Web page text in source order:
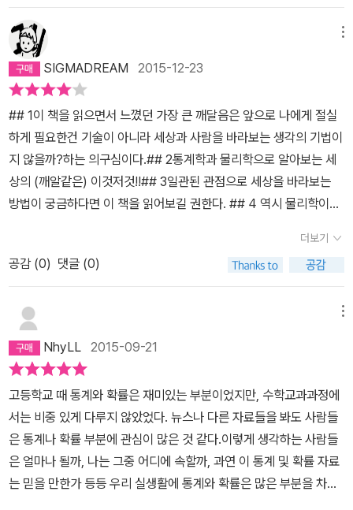
다. '확률'이란 전재조건이 필요 하면 여기에는 일정 비율로 꼭 이뤄져
야 된다는 조건이라던가, 시간적 조건이 있기 때문이다. 세상에서 일
어나는 일들 그 중에서 세상을 떠들석 하게 하는 큼직한 사건, 사고들
은 지금 이순간이 지나가면 확률로 아무리 계산 해봤자 소용이 없다.
앞으로 같은 일이 또 일어 날 수도, 그렇지 않을 수도 있는 것. 그것이
확률이다. 특히나 사람을 대상으로 하는 것은 더 말 할 것도 없다. 물
리학 세계에서는 사람보다 더 알 수 없는게 있다고 한다.원자? 쿼크?
라고 하는 건가? 정확히 무엇을 말하는 것인지는 모르지만 어쨌든 지
금까지 밝혀진 세상에서 가장 작은 단위의 어떤 물질의 운동법칙은
정말 예측 할 수 없다고 한다. 움직임이 규칙적인 것 같으면서도 불규
칙 적이라고 한다나? 여튼 어떻게 하면 조금이나마 규칙을 찾을 수
있을까? 생각하다 나온게 '규모' 또는 '무한대의 반복'이라고 한다. 복
성?을 전부 실행해보는 것이다. 무한대면 끝이 없지만 끝없이 반복하
다가 운동에너지 였나? 어떤 에너지를 0으로 떨어뜨리면 눈에 보이
는 규칙이 만들어 진다고 한다. (물리학의 '물'자도 모르기에... 더 이
상 설명할 수 없다.) 여튼 '통계물리학'은 복잡한 세상에서 규칙을 찾
아 논리적으로 설명할 수있는 물리학의 한 분야라고 한다.통계물리학
을 통해서 바라본 세상은 그럼 어떤 모습일까? '과학적', '논리적'이라
고 해야 할까? 그런 시선으로 바라본 세상은 뭔가 많이 다를 것 같았
는데.결론은 세상바라보는 눈은 결국 비슷하다는 것이다. 어떤 관점
SIGMADREAM 2015-12-23
## 1이 책을 읽으면서 느꼈던 가장 큰 깨달음은 앞으로 나에게 절실
하게 필요한건 기술이 아니라 세상과 사람을 바라보는 생각의 기법이
지 않을까?하는 의구심이다.## 2통계학과 물리학으로 알아보는 세
상의 (깨알같은) 이것저것!!## 3일관된 관점으로 세상을 바라보는
방법이 궁금하다면 이 책을 읽어보길 권한다. ## 4 역시 물리학이나
be as simpe as possible, but not simpler'[...] 고등학교 수학 교
과서에 나오는 한 줌밖에 안 되는 문제를 제외하면 현실에서 벌어지
는 일의 확률을 정확히 계산하는 것은 대부분 불가능하다.
더보기
공감 (0) 댓글 (0)
NhyLL 2015-09-21
고등학교 때 통계와 확률은 재미있는 부분이었지만, 수학교과과정에
서는 비중 있게 다루지 않았었다. 뉴스나 다른 자료들을 봐도 사람들
은 통계나 확률 부분에 관심이 많은 것 같다.이렇게 생각하는 사람들
은 얼마나 될까, 나는 그중 어디에 속할까, 과연 이 통계 및 확률 자료
는 믿을 만한가 등등 우리 실생활에 통계와 확률은 많은 부분을 차지